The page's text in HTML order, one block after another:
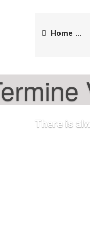
Home
There is